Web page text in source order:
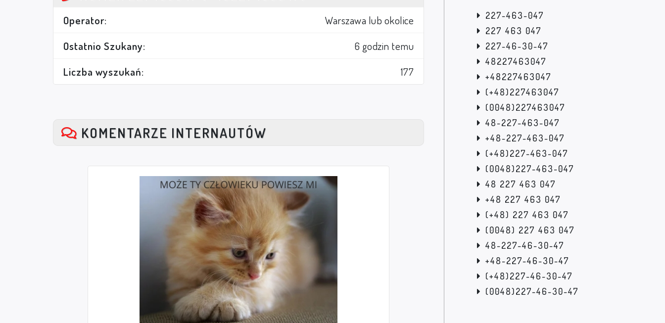
Operator:
Warszawa lub okolice
Ostatnio Szukany:
6 godzin temu
Liczba wyszukań:
177
KOMENTARZE INTERNAUTÓW
227-463-047
227 463 047
227-46-30-47
48227463047
+48227463047
(+48)227463047
(0048)227463047
48-227-463-047
+48-227-463-047
(+48)227-463-047
(0048)227-463-047
48 227 463 047
+48 227 463 047
(+48) 227 463 047
(0048) 227 463 047
48-227-46-30-47
+48-227-46-30-47
(+48)227-46-30-47
(0048)227-46-30-47